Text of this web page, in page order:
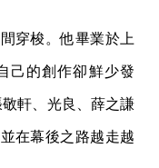
穿梭。他畢業於上
己的創作卻鮮少發
軒、光良、薛之謙
在幕後之路越走越